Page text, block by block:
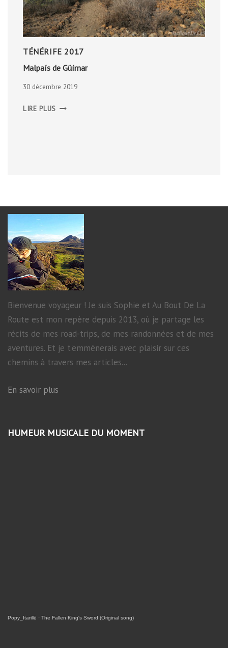
TÉNÉRIFE 2017
Malpaís de Güímar
30 décembre 2019
LIRE PLUS
Bienvenue voyageur ! Je suis Sophie et Au Bout De La
Route est mon repère depuis 2013, où je partage les
récits de mes road-trips, de mes randonnées et de mes
aventures. Et je t'emmènerais avec plaisir sur ces
chemins à travers mes articles...
En savoir plus
HUMEUR MUSICALE DU MOMENT
Popy_Itarillë · The Fallen King's Sword (Original song)